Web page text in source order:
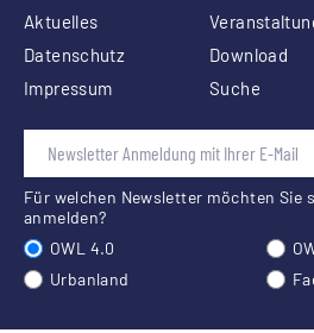
Aktuelles
Datenschutz
Download
Impressum
Suche
Für welchen Newsletter möchten Sie
anmelden?
OWL 4.0
Urbanland